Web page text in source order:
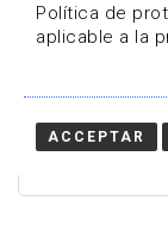
Política de
aplicable a la
ACCEPTAR